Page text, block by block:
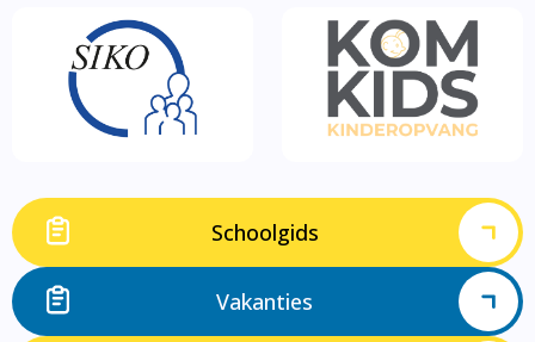
Schoolgids
Vakanties